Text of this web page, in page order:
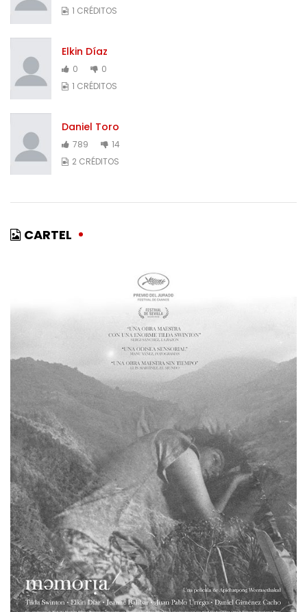
1 CRÉDITOS
Elkin Díaz
0
0
1 CRÉDITOS
Daniel Toro
789
14
2 CRÉDITOS
CARTEL